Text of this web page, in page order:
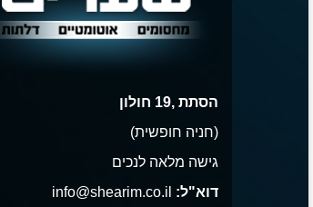
הסתת ,19 חולון
(חניה חופשית)
גישה מלאה לנכים
דוא"ל: